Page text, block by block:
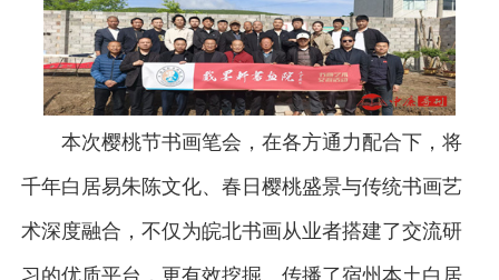
本次樱桃节书画笔会，在各方通力配合下，将
千年白居易朱陈文化、春日樱桃盛景与传统书画艺
术深度融合，不仅为皖北书画从业者搭建了交流研
习的优质平台，更有效挖掘、传播了宿州本土白居